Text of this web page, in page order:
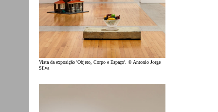
Vista da exposição 'Objeto, Corpo e Espaço'. © Antonio Jorge
Silva